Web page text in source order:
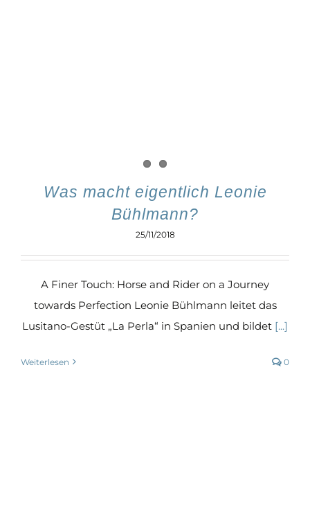
Was macht eigentlich Leonie
Bühlmann?
25/11/2018
A Finer Touch: Horse and Rider on a Journey
towards Perfection Leonie Bühlmann leitet das
Lusitano-Gestüt „La Perla“ in Spanien und bildet [...]
Weiterlesen 0